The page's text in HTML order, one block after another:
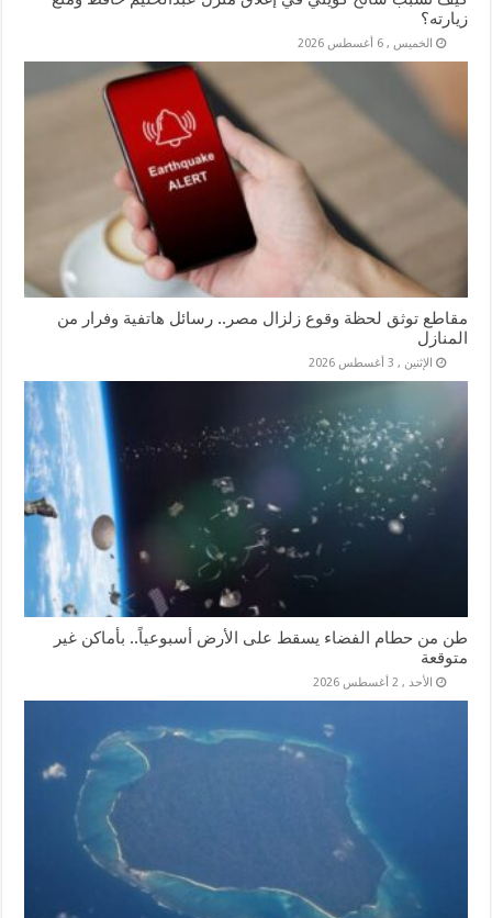
زيارته؟
الخميس , 6 أغسطس 2026
مقاطع توثق لحظة وقوع زلزال مصر.. رسائل هاتفية وفرار من
المنازل
الإثنين , 3 أغسطس 2026
طن من حطام الفضاء يسقط على الأرض أسبوعياً.. بأماكن غير
متوقعة
الأحد , 2 أغسطس 2026